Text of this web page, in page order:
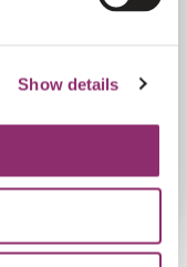
Show details